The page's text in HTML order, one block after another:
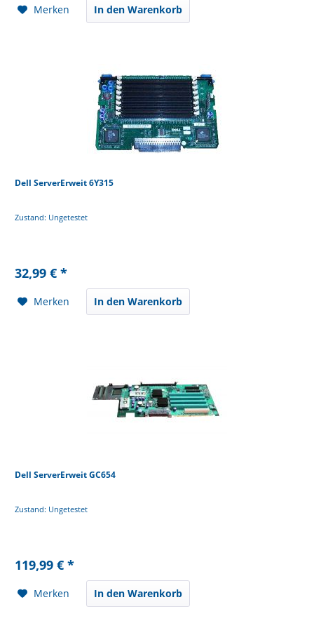
Merken In den Warenkorb
Dell ServerErweit 6Y315
Zustand: Ungetestet
32,99 € *
Merken In den Warenkorb
Dell ServerErweit GC654
Zustand: Ungetestet
119,99 € *
Merken In den Warenkorb